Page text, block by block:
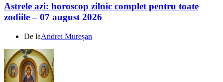
Astrele azi: horoscop zilnic complet pentru toate
zodiile – 07 august 2026
De laAndrei Mureșan